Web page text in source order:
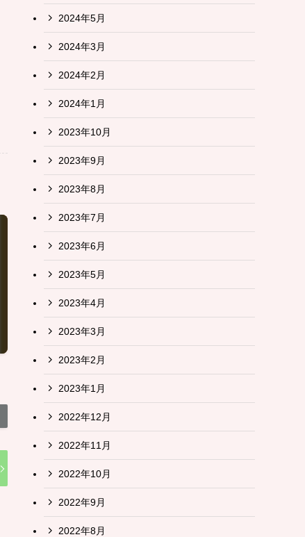
2024年5月
2024年3月
2024年2月
2024年1月
2023年10月
2023年9月
2023年8月
2023年7月
2023年6月
2023年5月
2023年4月
2023年3月
2023年2月
2023年1月
2022年12月
2022年11月
2022年10月
2022年9月
2022年8月